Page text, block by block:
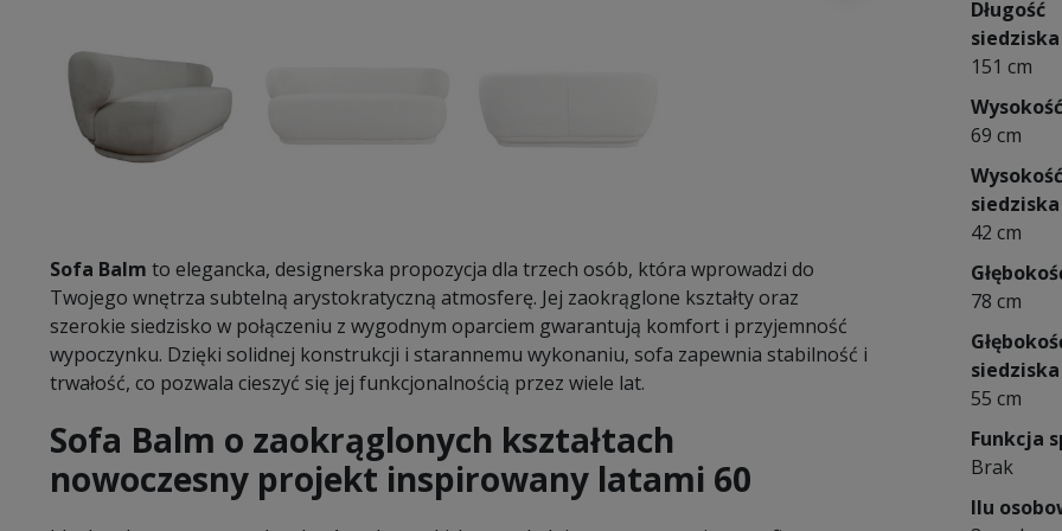
Sofa Balm to elegancka, designerska propozycja dla trzech osób, która wprowadzi do
Twojego wnętrza subtelną arystokratyczną atmosferę. Jej zaokrąglone kształty oraz
szerokie siedzisko w połączeniu z wygodnym oparciem gwarantują komfort i przyjemność
wypoczynku. Dzięki solidnej konstrukcji i starannemu wykonaniu, sofa zapewnia stabilność i
trwałość, co pozwala cieszyć się jej funkcjonalnością przez wiele lat.
Sofa Balm o zaokrąglonych kształtach
nowoczesny projekt inspirowany latami 60
Długość
siedziska
151 cm
Wysokość
69 cm
Wysokość
siedziska
42 cm
78 cm
siedziska
55 cm
Funkcja
Brak
Ilu